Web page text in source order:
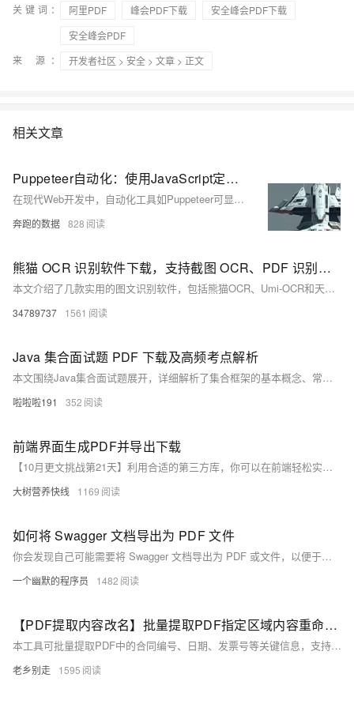
关键词：
阿里PDF 峰会PDF下载
安全峰会PDF下载
安全峰会PDF
来 源：
开发者社区 > 安全 > 文章 > 正文
相关文章
Puppeteer自动化：使用JavaScript定制PDF下载
在现代Web开发中，自动化工具如Puppeteer可显著提升效率并减少重复工作。Puppeteer是一款强大的Node.js库，能够控制无头Chrome或Chromium浏览器，适用于网页快照生成、数据抓取及自动化测试等任务。本文通过示例展示了如何使用Puppeteer自动化生成定制化的PDF文件，并介绍了如何通过配置代理IP、设置user-agent和cookie等技术增强自动化过程的灵活性与稳定性。具体步骤包括安装Puppeteer、配置代理IP、设置user-agent和cookie等，最终生成符合需求的PDF文件。此技术可应用于报表生成、发票打印等多种场景。
奔跑的数据 828
熊猫 OCR 识别软件下载，支持截图 OCR、PDF 识别、多语言翻译的免费全能工具，熊猫OCR识别
本文介绍了几款实用的图文识别软件，包括熊猫OCR、Umi-OCR和天若OCR_本地版。熊猫OCR功能强大，支持多窗口操作、AI找图找色、OCR识别等；Umi-OCR免费且高效，具备截图OCR、批量处理等功能；天若OCR界面简洁，适合快速文字识别。文章还提供了下载链接及软件特点、界面展示等内容，便于用户根据需求选择合适的工具。
34789737 1561
Java 集合面试题 PDF 下载及高频考点解析
本文围绕Java集合面试题展开，详细解析了集合框架的基本概念、常见集合类的特点与应用场景。内容涵盖`ArrayList`与`LinkedList`的区别、`HashSet`与`TreeSet`的对比、`HashMap`与`ConcurrentHashMap`的线程安全性分析等。通过技术方案与应用实例，帮助读者深入理解集合类的特性和使用场景，提升解决实际开发问题的能力。文末附带资源链接，供进一步学习参考。
啦啦啦191 352
前端界面生成PDF并导出下载
【10月更文挑战第21天】利用合适的第三方库，你可以在前端轻松实现界面生成 PDF 并导出下载的功能，为用户提供更方便的文档分享和保存方式。你还可以根据具体的需求进一步优化和定制生成的 PDF 文件，以满足不同的业务场景要求。
大树营养快线 1169
如何将 Swagger 文档导出为 PDF 文件
你会发现自己可能需要将 Swagger 文档导出为 PDF 或文件，以便于共享和存档。在这篇博文中，我们将指导你完成将 Swagger 文档导出为 PDF 格式的过程。
一个幽默的程序员 1482
【PDF提取内容改名】批量提取PDF指定区域内容重命名PDF文件，PDF自动提取内容命名的方案和详细步骤
本工具可批量提取PDF中的合同编号、日期、发票号等关键信息，支持PDF自定义区域提取并自动重命名文件，适用于合同管理、发票处理、文档归档和数据录入场景。基于iTextSharp库实现，提供完整代码示例与百度、腾讯网盘下载链接，助力高效处理PDF文档。
老乡别走 1595